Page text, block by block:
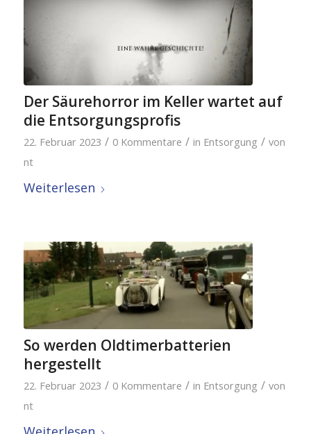
Der Säurehorror im Keller wartet auf
die Entsorgungsprofis
22. Februar 2023 / 0 Kommentare / in Entsorgung / von
nt
Weiterlesen
So werden Oldtimerbatterien
hergestellt
22. Februar 2023 / 0 Kommentare / in Entsorgung / von
nt